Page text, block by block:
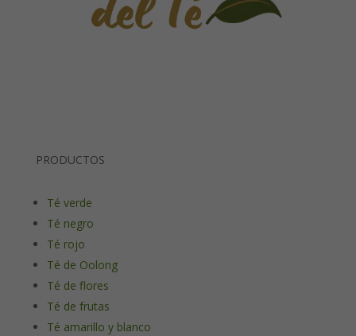
PRODUCTOS
Té verde
Té negro
Té rojo
Té de Oolong
Té de flores
Té de frutas
Té amarillo y blanco